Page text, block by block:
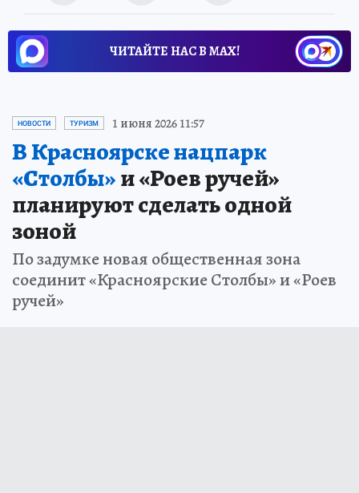
ЧИТАЙТЕ НАС В МАХ!
НОВОСТИ ТУРИЗМ 1 июня 2026 11:57
В Красноярске нацпарк
«Столбы»и «Роев ручей»
планируют сделать одной
зоной
По задумке новая общественная зона
соединит «Красноярские Столбы» и «Роев
ручей»